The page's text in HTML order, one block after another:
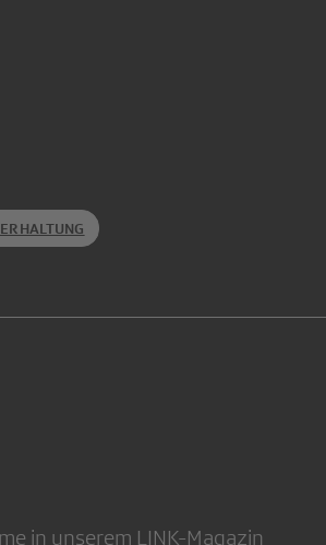
in unserem LINK-Magazin